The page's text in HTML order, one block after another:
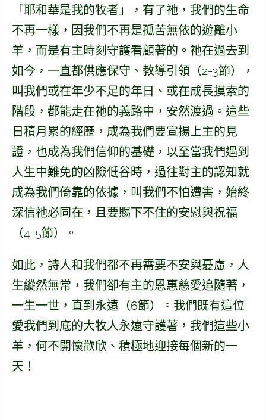
「耶和華是我的牧者」，有了祂，我們的生命
不再一樣，因我們不再是孤苦無依的遊離小
羊，而是有主時刻守護看顧著的。祂在過去到
如今，一直都供應保守、教導引領（2-3節），
叫我們或在年少不足的年日、或在成長摸索的
階段，都能走在祂的義路中，安然渡過。這些
日積月累的經歷，成為我們要宣揚上主的見
證，也成為我們信仰的基礎，以至當我們遇到
人生中難免的凶險低谷時，過往對主的認知就
成為我們倚靠的依據，叫我們不怕遭害，始終
深信祂必同在，且要賜下不住的安慰與祝福
（4-5節）。
如此，詩人和我們都不再需要不安與憂慮，人
生縱然無常，我們卻有主的恩惠慈愛追隨著，
一生一世，直到永遠（6節）。我們既有這位
愛我們到底的大牧人永遠守護著，我們這些小
羊，何不開懷歡欣、積極地迎接每個新的一
天！